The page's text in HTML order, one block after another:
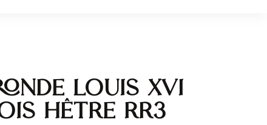
Louis XVI
hêtre RR3